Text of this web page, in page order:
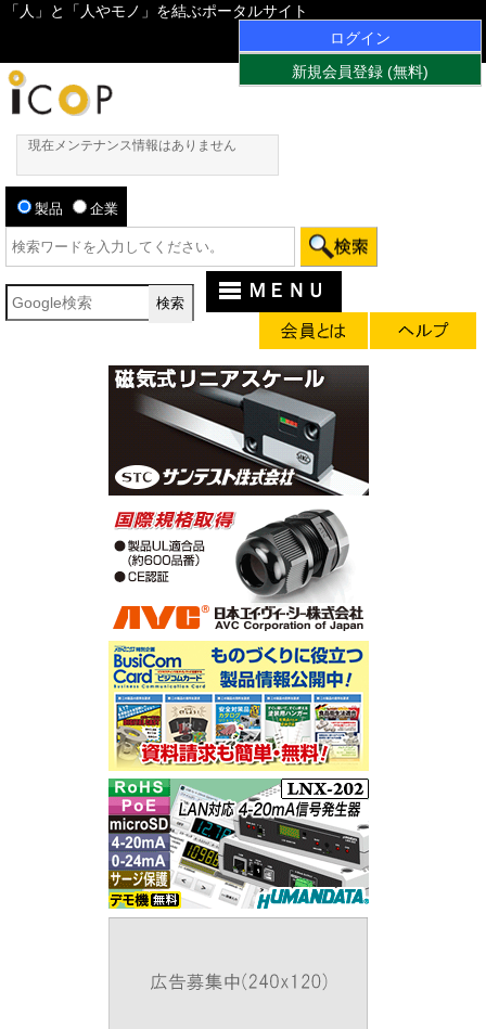
「人」と「人やモノ」を結ぶポータルサイト
ログイン
新規会員登録 (無料)
現在メンテナンス情報はありません
製品 企業
ＭＥＮＵ